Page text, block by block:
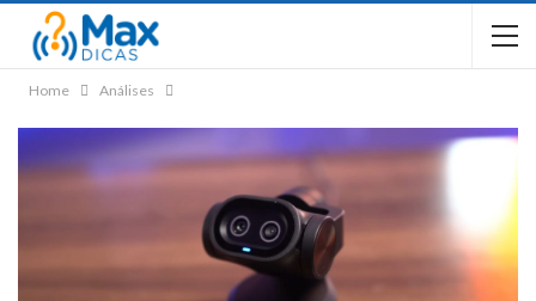
Home Análises